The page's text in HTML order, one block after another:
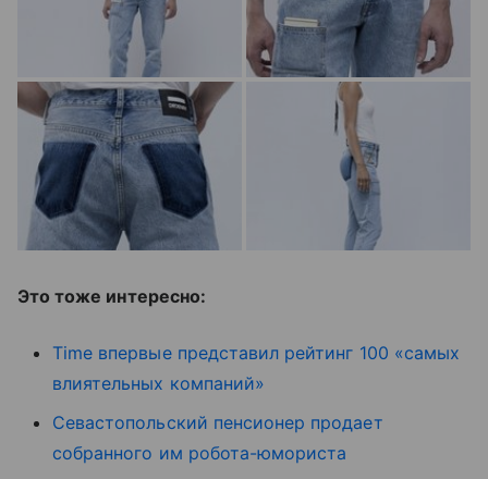
Это тоже интересно:
Time впервые представил рейтинг 100 «самых
влиятельных компаний»
Севастопольский пенсионер продает
собранного им робота-юмориста